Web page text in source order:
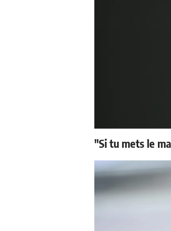
"Si tu mets le